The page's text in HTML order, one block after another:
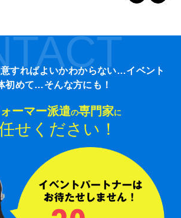
すればよいかわからない…イベント
初めて…そんな方にも！
ーマー派遣の専門家に
せください！